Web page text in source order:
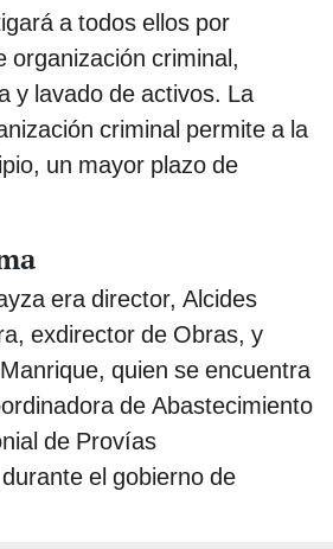
a todos ellos por
organización criminal,
y lavado de activos. La
criminal permite a la
un mayor plazo de
era director, Alcides
exdirector de Obras, y
quien se encuentra
de Abastecimiento
de Provías
el gobierno de